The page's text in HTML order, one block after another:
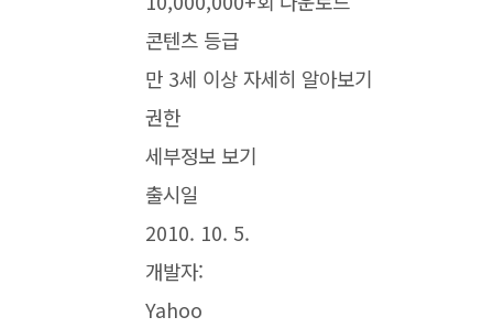
콘텐츠 등급
만 3세 이상 자세히 알아보기
권한
세부정보 보기
출시일
2010. 10. 5.
개발자:
Yahoo